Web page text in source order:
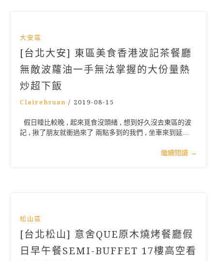
大安區
[台北大安] 東區美食香港波記茶餐廳
無敵波蘿油一手無法掌握的大份量熱
炒超下飯
Clairehsuan / 2019-08-15
假日睡比較晚 , 起來覓食沒頭緒 , 想到好久沒去東區的波
記 , 揪了朋友就衝過來了 兩點多到的我們 , 坐車來到延…
繼續閱讀 →
松山區
[台北松山] 意舍QUE原木燒烤餐廳假
日早午餐SEMI-BUFFET 17樓高空看